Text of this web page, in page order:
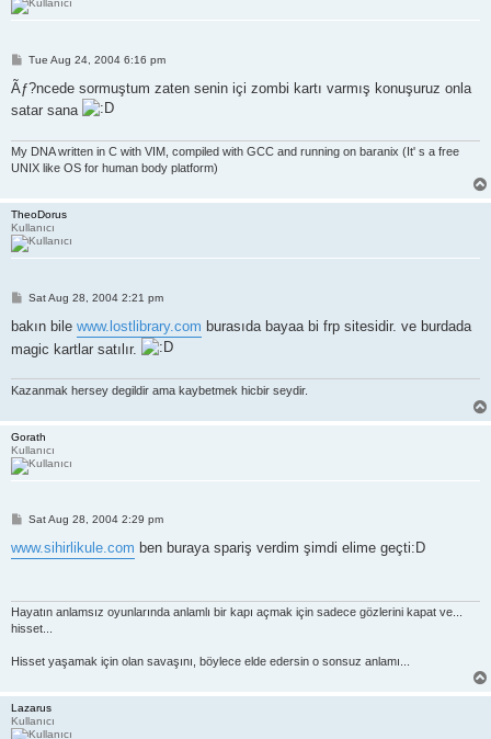
P
s
t
Tue Aug 24, 2004 6:16 pm
Ãƒ?ncede sormuştum zaten senin içi zombi kartı varmış konuşuruz onla
satar sana
My DNA written in C with VIM, compiled with GCC and running on baranix (It' s a free
UNIX like OS for human body platform)
TheoDorus
Kullanıcı
P
s
Sat Aug 28, 2004 2:21 pm
bakın bile www.lostlibrary.com burasıda bayaa bi frp sitesidir. ve burdada
magic kartlar satılır.
Kazanmak hersey degildir ama kaybetmek hicbir seydir.
Gorath
Kullanıcı
P
s
t
Sat Aug 28, 2004 2:29 pm
www.sihirlikule.com ben buraya spariş verdim şimdi elime geçti:D
Hayatın anlamsız oyunlarında anlamlı bir kapı açmak için sadece gözlerini kapat ve...
hisset...
Hisset yaşamak için olan savaşını, böylece elde edersin o sonsuz anlamı...
Lazarus
Kullanıcı